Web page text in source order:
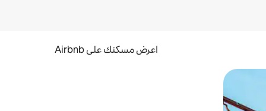
اعرض مسكنك على Airbnb